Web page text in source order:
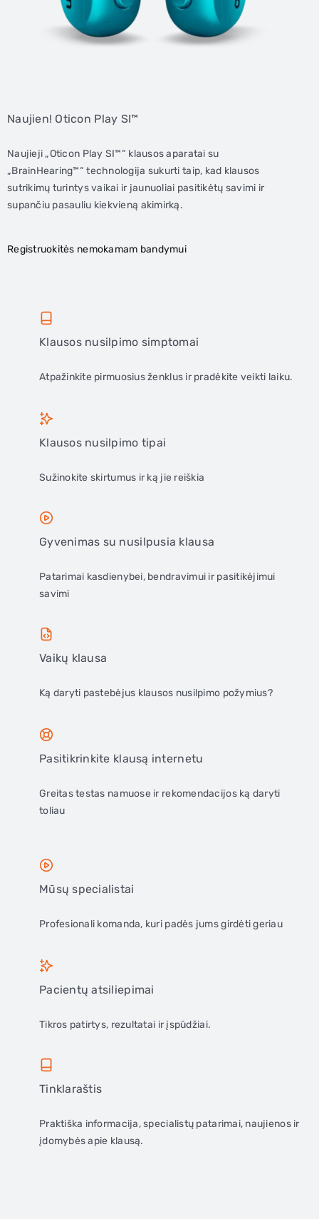
Naujien! Oticon Play SI™
Naujieji „Oticon Play SI™“ klausos aparatai su
„BrainHearing™“ technologija sukurti taip, kad klausos
sutrikimų turintys vaikai ir jaunuoliai pasitikėtų savimi ir
supančiu pasauliu kiekvieną akimirką.
Registruokitės nemokamam bandymui
Klausos nusilpimo simptomai
Atpažinkite pirmuosius ženklus ir pradėkite veikti laiku.
Klausos nusilpimo tipai
Sužinokite skirtumus ir ką jie reiškia
Gyvenimas su nusilpusia klausa
Patarimai kasdienybei, bendravimui ir pasitikėjimui
savimi
Vaikų klausa
Ką daryti pastebėjus klausos nusilpimo požymius?
Pasitikrinkite klausą internetu
Greitas testas namuose ir rekomendacijos ką daryti
toliau
Mūsų specialistai
Profesionali komanda, kuri padės jums girdėti geriau
Pacientų atsiliepimai
Tikros patirtys, rezultatai ir įspūdžiai.
Tinklaraštis
Praktiška informacija, specialistų patarimai, naujienos ir
įdomybės apie klausą.